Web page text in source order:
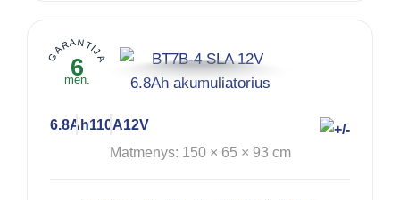
GARANTIJA
6
mėn.
6.8Ah110A12V
Matmenys: 150 × 65 × 93 cm